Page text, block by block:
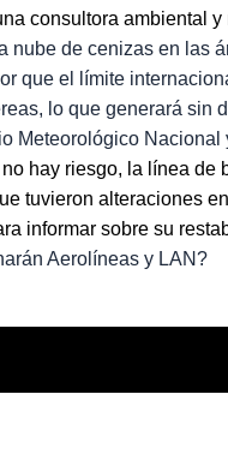
consultora ambiental y
nube de cenizas en las
que el límite
lo que generará sin
Meteorológico Nacional
hay riesgo, la línea de
tuvieron alteraciones
informar sobre su
Aerolíneas y LAN?